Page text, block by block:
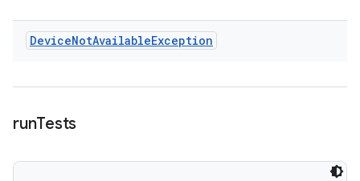
DeviceNotAvailableException
runTests